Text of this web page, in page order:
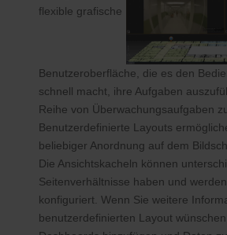
flexible grafische
Benutzeroberfläche, die es den
schnell macht, ihre Aufgaben
Reihe von Überwachungsaufgaben
Benutzerdefinierte Layouts
beliebiger Anordnung auf dem
Die Ansichtskacheln können
Seitenverhältnisse haben und
konfiguriert. Wenn Sie weitere
benutzerdefinierten Layout